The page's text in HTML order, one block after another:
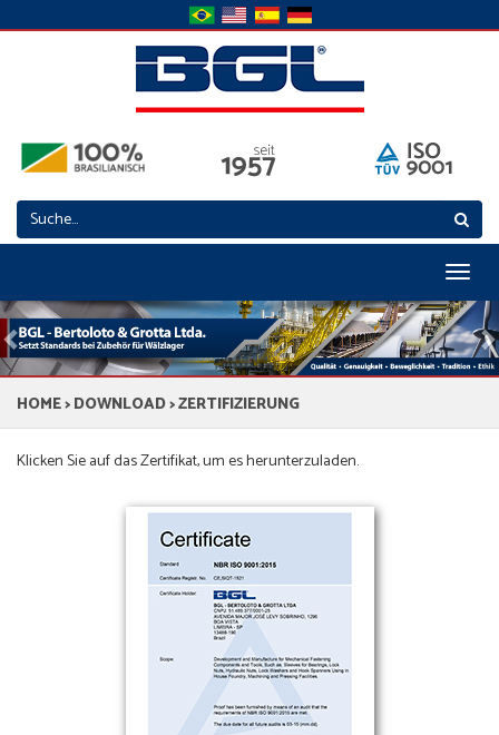
Previous
HOME>DOWNLOAD> ZERTIFIZIERUNG
Klicken Sie auf das Zertifikat, um es herunterzuladen.